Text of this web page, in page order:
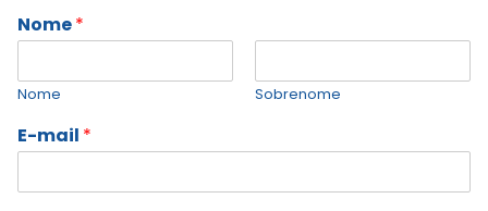
Nome*
Nome Sobrenome
E-mail *